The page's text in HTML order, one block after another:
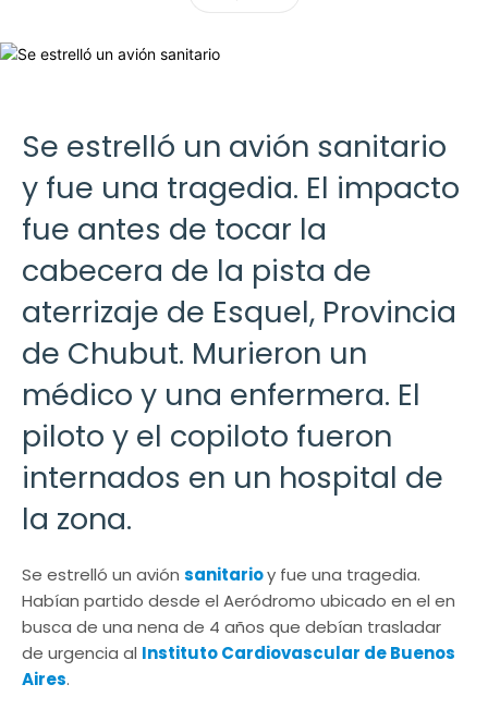
Se estrelló un avión sanitario
y fue una tragedia. El impacto
fue antes de tocar la
cabecera de la pista de
aterrizaje de Esquel, Provincia
de Chubut. Murieron un
médico y una enfermera. El
piloto y el copiloto fueron
internados en un hospital de
la zona.
Se estrelló un avión sanitarioy fue una tragedia.
Habían partido desde el Aeródromo ubicado en el en
busca de una nena de 4 años que debían trasladar
de urgencia al Instituto Cardiovascular de Buenos
Aires.